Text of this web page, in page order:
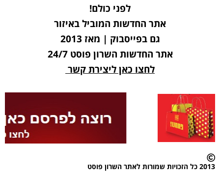
לפני כולם!
אתר החדשות המוביל באיזור
גם בפייסבוק | מאז 2013
אתר החדשות השרון פוסט 24/7
לחצו כאן ליצירת קשר
2013 כל הזכויות שמורות לאתר השרון פוסט